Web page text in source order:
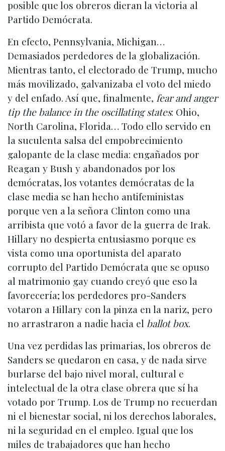
posible que los obreros dieran la victoria al
Partido Demócrata.
En efecto, Pennsylvania, Michigan…
Demasiados perdedores de la globalización.
Mientras tanto, el electorado de Trump, mucho
más movilizado, galvanizaba el voto del miedo
y del enfado. Así que, finalmente, fear and anger
tip the balance in the oscillating states: Ohio,
North Carolina, Florida… Todo ello servido en
la suculenta salsa del empobrecimiento
galopante de la clase media: engañados por
Reagan y Bush y abandonados por los
demócratas, los votantes demócratas de la
clase media se han hecho antifeministas
porque ven a la señora Clinton como una
arribista que votó a favor de la guerra de Irak.
Hillary no despierta entusiasmo porque es
vista como una oportunista del aparato
corrupto del Partido Demócrata que se opuso
al matrimonio gay cuando creyó que eso la
favorecería; los perdedores pro-Sanders
votaron a Hillary con la pinza en la nariz, pero
no arrastraron a nadie hacia el ballot box.
Una vez perdidas las primarias, los obreros de
Sanders se quedaron en casa, y de nada sirve
burlarse del bajo nivel moral, cultural e
intelectual de la otra clase obrera que sí ha
votado por Trump. Los de Trump no recuerdan
ni el bienestar social, ni los derechos laborales,
ni la seguridad en el empleo. Igual que los
miles de trabajadores que han hecho